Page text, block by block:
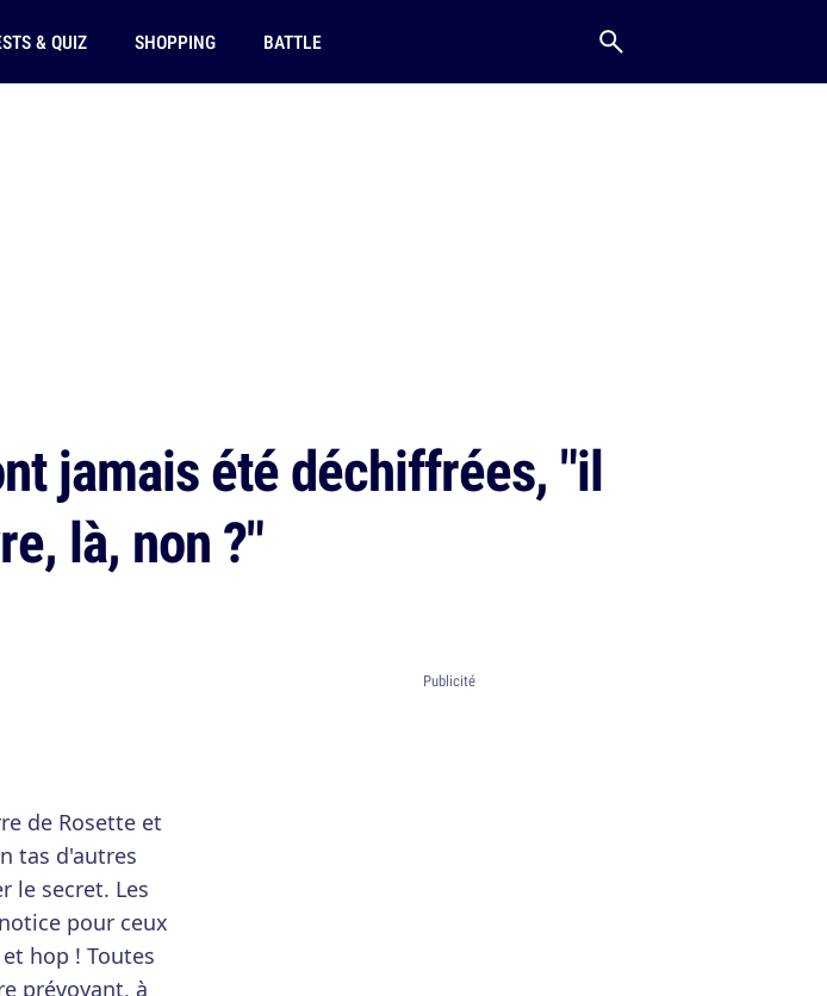
& QUIZ SHOPPING BATTLE
jamais été déchiffrées, "il
là, non ?"
de Rosette et
tas d'autres
le secret. Les
pour ceux
hop ! Toutes
prévoyant, à